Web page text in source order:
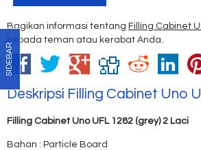
Bagikan informasi tentang Filling Cabinet
kepada teman atau kerabat Anda.
Deskripsi Filling Cabinet Uno
Filling Cabinet Uno UFL 1282 (grey) 2 Laci
Bahan : Particle Board
SIDEBAR